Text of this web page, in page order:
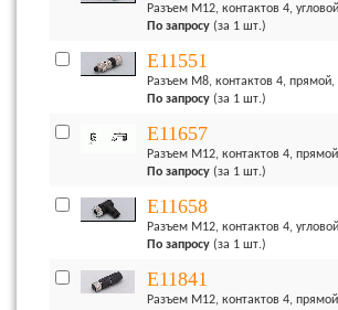
Разъем M12, контактов 4,
По запросу (за 1 шт.)
E11551
Разъем M8, контактов 4,
По запросу (за 1 шт.)
E11657
Разъем M12, контактов 4,
По запросу (за 1 шт.)
E11658
Разъем M12, контактов 4,
По запросу (за 1 шт.)
E11841
Разъем M12, контактов 4,